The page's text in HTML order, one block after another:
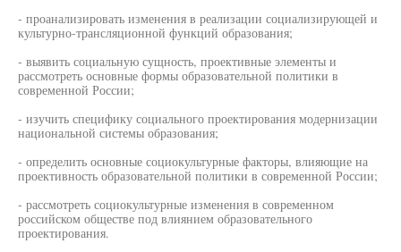
- проанализировать изменения в реализации социализирующей и
культурно-трансляционной функций образования;
- выявить социальную сущность, проективные элементы и
рассмотреть основные формы образовательной политики в
современной России;
- изучить специфику социального проектирования модернизации
национальной системы образования;
- определить основные социокультурные факторы, влияющие на
проективность образовательной политики в современной России;
- рассмотреть социокультурные изменения в современном
российском обществе под влиянием образовательного
проектирования.